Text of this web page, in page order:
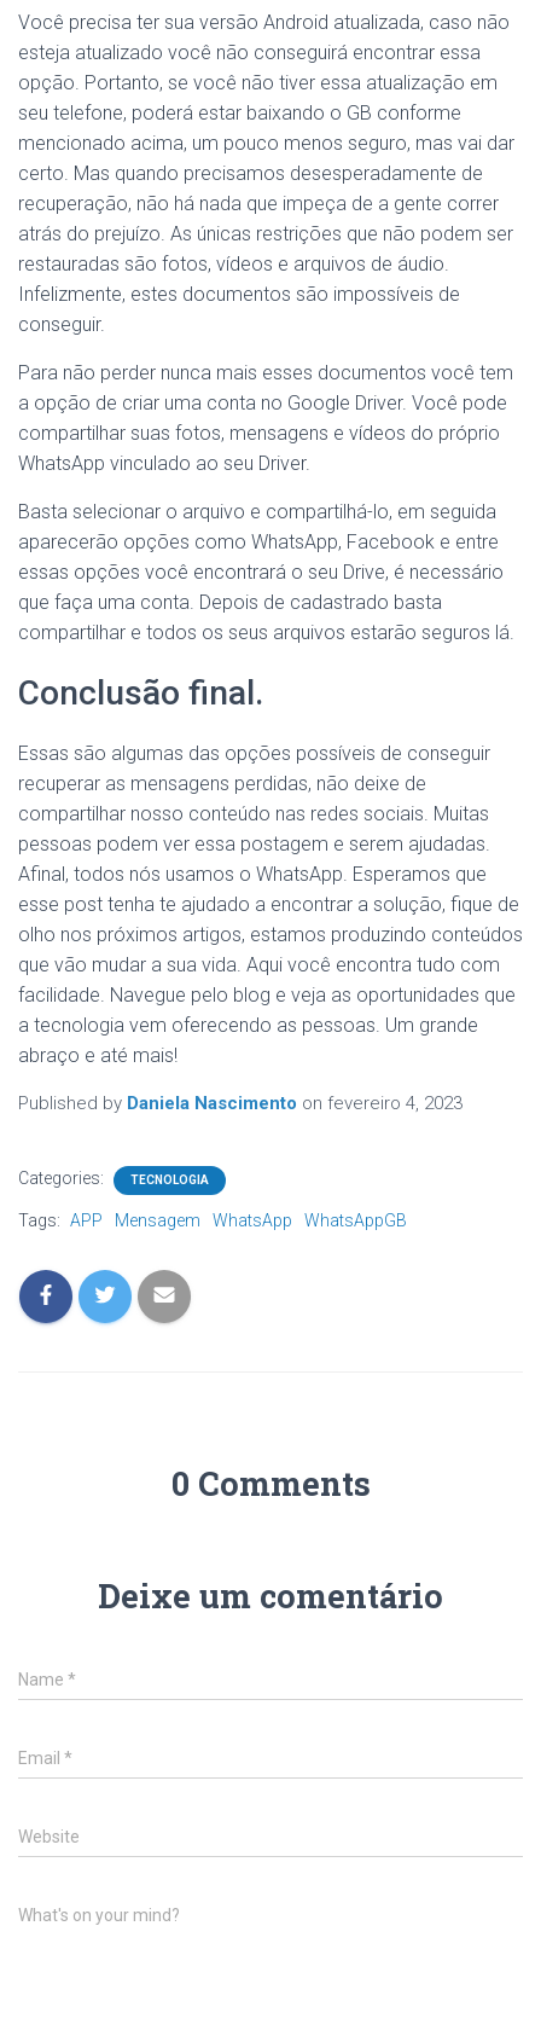
Você precisa ter sua versão Android atualizada, caso não
esteja atualizado você não conseguirá encontrar essa
opção. Portanto, se você não tiver essa atualização em
seu telefone, poderá estar baixando o GB conforme
mencionado acima, um pouco menos seguro, mas vai dar
certo. Mas quando precisamos desesperadamente de
recuperação, não há nada que impeça de a gente correr
atrás do prejuízo. As únicas restrições que não podem ser
restauradas são fotos, vídeos e arquivos de áudio.
Infelizmente, estes documentos são impossíveis de
conseguir.
Para não perder nunca mais esses documentos você tem
a opção de criar uma conta no Google Driver. Você pode
compartilhar suas fotos, mensagens e vídeos do próprio
WhatsApp vinculado ao seu Driver.
Basta selecionar o arquivo e compartilhá-lo, em seguida
aparecerão opções como WhatsApp, Facebook e entre
essas opções você encontrará o seu Drive, é necessário
que faça uma conta. Depois de cadastrado basta
compartilhar e todos os seus arquivos estarão seguros lá.
Conclusão final.
Essas são algumas das opções possíveis de conseguir
recuperar as mensagens perdidas, não deixe de
compartilhar nosso conteúdo nas redes sociais. Muitas
pessoas podem ver essa postagem e serem ajudadas.
Afinal, todos nós usamos o WhatsApp. Esperamos que
esse post tenha te ajudado a encontrar a solução, fique de
olho nos próximos artigos, estamos produzindo conteúdos
que vão mudar a sua vida. Aqui você encontra tudo com
facilidade. Navegue pelo blog e veja as oportunidades que
a tecnologia vem oferecendo as pessoas. Um grande
abraço e até mais!
Published by Daniela Nascimento on fevereiro 4, 2023
Categories: TECNOLOGIA
Tags: APP Mensagem WhatsApp WhatsAppGB
0 Comments
Deixe um comentário
Name *
Email *
Website
What's on your mind?